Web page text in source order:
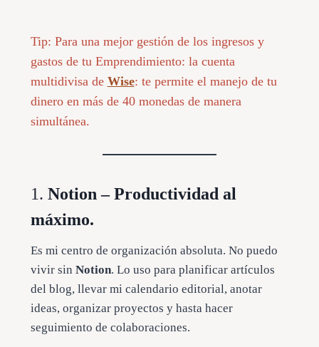
Tip: Para una mejor gestión de los ingresos y
gastos de tu Emprendimiento: la cuenta
multidivisa de Wise: te permite el manejo de tu
dinero en más de 40 monedas de manera
simultánea.
1. Notion – Productividad al
máximo.
Es mi centro de organización absoluta. No puedo
vivir sin Notion. Lo uso para planificar artículos
del blog, llevar mi calendario editorial, anotar
ideas, organizar proyectos y hasta hacer
seguimiento de colaboraciones.